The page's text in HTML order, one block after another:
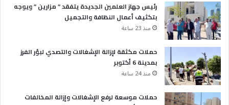
رئيس جهاز العلمين الجديدة يتفقد ” مزارين ” ويوجه
بتكثيف أعمال النظافة والتجميل
منذ 23 ساعة
حملات مكثقة لإزالة الإشغالات والتصدي لبؤر الفرز
بمدينة 6 أكتوبر
منذ 24 ساعة
حملات موسعة لرفع الإشغالات وإزالة المخالفات